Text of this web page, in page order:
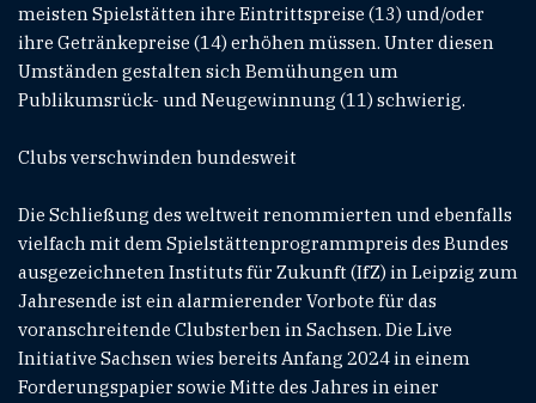
meisten Spielstätten ihre Eintrittspreise (13) und/oder
ihre Getränkepreise (14) erhöhen müssen. Unter diesen
Umständen gestalten sich Bemühungen um
Publikumsrück- und Neugewinnung (11) schwierig.
Clubs verschwinden bundesweit
Die Schließung des weltweit renommierten und ebenfalls
vielfach mit dem Spielstättenprogrammpreis des Bundes
ausgezeichneten Instituts für Zukunft (IfZ) in Leipzig zum
Jahresende ist ein alarmierender Vorbote für das
voranschreitende Clubsterben in Sachsen. Die Live
Initiative Sachsen wies bereits Anfang 2024 in einem
Forderungspapier sowie Mitte des Jahres in einer